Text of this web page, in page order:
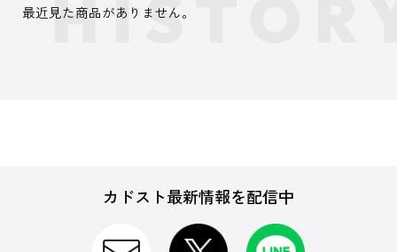
最近見た商品がありません。
カドスト最新情報を配信中